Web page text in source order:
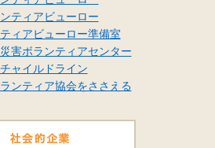
ティアビューロー
ィアビューロー準備室
害ボランティアセンター
ャイルドライン
ンティア協会をささえる